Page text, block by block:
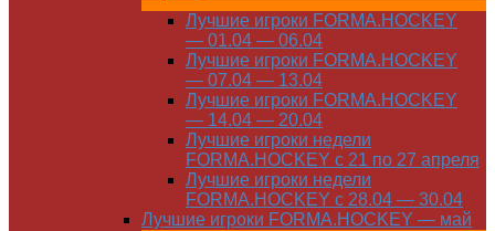
Лучшие игроки FORMA.HOCKEY
— 01.04 — 06.04
Лучшие игроки FORMA.HOCKEY
— 07.04 — 13.04
Лучшие игроки FORMA.HOCKEY
— 14.04 — 20.04
Лучшие игроки недели
FORMA.HOCKEY с 21 по 27 апреля
Лучшие игроки недели
FORMA.HOCKEY с 28.04 — 30.04
Лучшие игроки FORMA.HOCKEY — май